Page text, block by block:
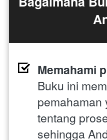
Buku ini
pemahaman
tentang
sehingga